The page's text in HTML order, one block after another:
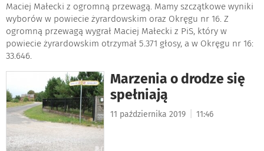
Maciej Małecki z ogromną przewagą. Mamy szczątkowe wyniki
wyborów w powiecie żyrardowskim oraz Okręgu nr 16. Z
ogromną przewagą wygrał Maciej Małecki z PiS, który w
powiecie żyrardowskim otrzymał 5.371 głosy, a w Okręgu nr 16:
33.646.
Marzenia o drodze się
spełniają
11 października 2019 11:46